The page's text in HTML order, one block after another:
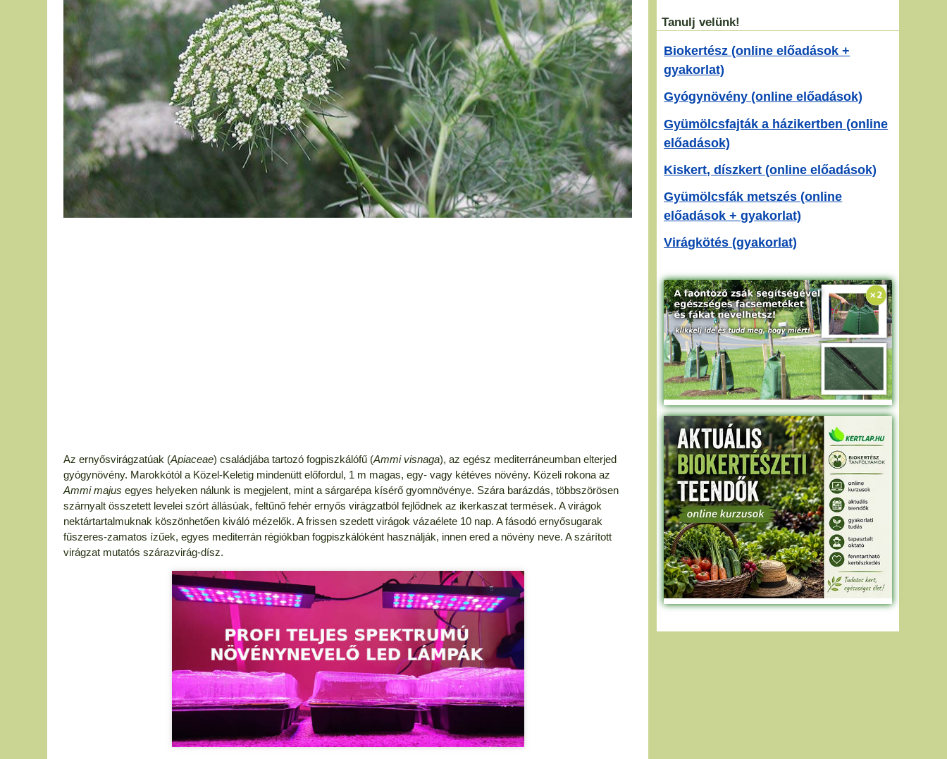
Az ernyősvirágzatúak (Apiaceae) családjába tartozó fogpiszkálófű (Ammi visnaga), az egész mediterráneumban elterjed
gyógynövény. Marokkótól a Közel-Keletig mindenütt előfordul, 1 m magas, egy- vagy kétéves növény. Közeli rokona az
Ammi majus egyes helyeken nálunk is megjelent, mint a sárgarépa kísérő gyomnövénye. Szára barázdás, többszörösen
szárnyalt összetett levelei szórt állásúak, feltűnő fehér ernyős virágzatból fejlődnek az ikerkaszat termések. A virágok
nektártartalmuknak köszönhetően kiváló mézelők. A frissen szedett virágok vázaélete 10 nap. A fásodó ernyősugarak
fűszeres-zamatos ízűek, egyes mediterrán régiókban fogpiszkálóként használják, innen ered a növény neve. A szárított
virágzat mutatós szárazvirág-dísz.
Tanulj velünk!
Biokertész (online előadások +
gyakorlat)
Gyógynövény (online előadások)
Gyümölcsfajták a házikertben (online
előadások)
Kiskert, díszkert (online előadások)
Gyümölcsfák metszés (online
előadások + gyakorlat)
Virágkötés (gyakorlat)